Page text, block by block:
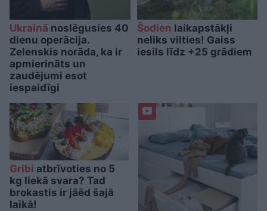
Ukrainā noslēgusies 40
dienu operācija.
Zelenskis norāda, ka ir
apmierināts un
zaudējumi esot
iespaidīgi
Šodien laikapstākļi
neliks vilties! Gaiss
iesils līdz +25 grādiem
Gribi atbrīvoties no 5
kg liekā svara? Tad
brokastis ir jāēd šajā
laikā!